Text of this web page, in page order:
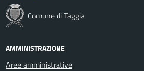
Comune di Taggia
AMMINISTRAZIONE
Aree amministrative